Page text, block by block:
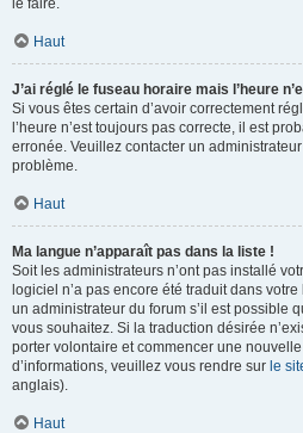
le faire.
Haut
J’ai réglé le fuseau horaire mais l’heure
Si vous êtes certain d’avoir correctement
l’heure n’est toujours pas correcte, il est
erronée. Veuillez contacter un
problème.
Haut
Ma langue n’apparaît pas dans la liste !
Soit les administrateurs n’ont pas installé
logiciel n’a pas encore été traduit dans
un administrateur du forum s’il est possible
vous souhaitez. Si la traduction désirée
porter volontaire et commencer une
d’informations, veuillez vous rendre sur le
anglais).
Haut